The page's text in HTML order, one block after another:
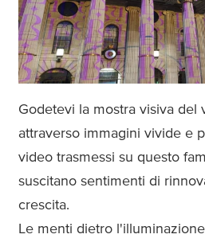
Godetevi la mostra visiva del
attraverso immagini vivide e
video trasmessi su questo
suscitano sentimenti di
crescita.
Le menti dietro